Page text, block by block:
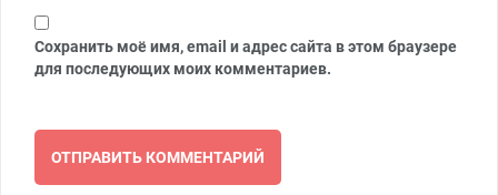
Сохранить моё имя, email и адрес сайта в этом браузере
для последующих моих комментариев.